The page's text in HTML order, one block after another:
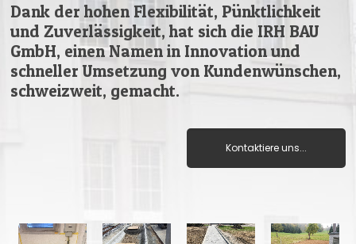
Dank der hohen Flexibilität, Pünktlichkeit
und Zuverlässigkeit, hat sich die IRH BAU
GmbH, einen Namen in Innovation und
schneller Umsetzung von Kundenwünschen,
schweizweit, gemacht.
Kontaktiere uns...